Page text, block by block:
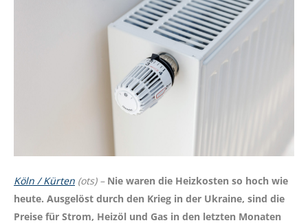
Köln / Kürten (ots) – Nie waren die Heizkosten so hoch wie
heute. Ausgelöst durch den Krieg in der Ukraine, sind die
Preise für Strom, Heizöl und Gas in den letzten Monaten